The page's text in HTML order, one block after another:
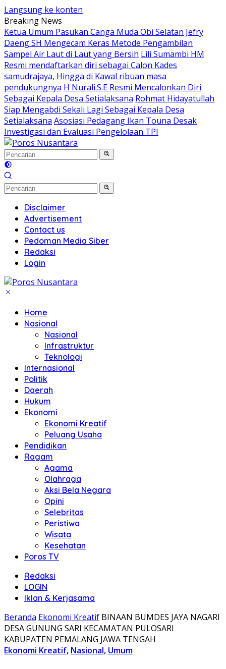
Langsung ke konten
Breaking News
Ketua Umum Pasukan Canga Muda Obi Selatan Jefry
Daeng SH Mengecam Keras Metode Pengambilan
Sampel Air Laut di Laut yang Bersih Lili Sumambi HM
Resmi mendaftarkan diri sebagai Calon Kades
samudrajaya, Hingga di Kawal ribuan masa
pendukungnya H Nurali.S.E Resmi Mencalonkan Diri
Sebagai Kepala Desa Setialaksana Rohmat Hidayatullah
Siap Mengabdi Sekali Lagi Sebagai Kepala Desa
Setialaksana Asosiasi Pedagang Ikan Touna Desak
Investigasi dan Evaluasi Pengelolaan TPI
Disclaimer
Advertisement
Contact us
Pedoman Media Siber
Redaksi
Login
Home
Nasional
Nasional
Infrastruktur
Teknologi
Internasional
Politik
Daerah
Hukum
Ekonomi
Ekonomi Kreatif
Peluang Usaha
Pendidikan
Ragam
Agama
Olahraga
Aksi Bela Negara
Opini
Selebritas
Peristiwa
Wisata
Kesehatan
Poros TV
Redaksi
LOGIN
Iklan & Kerjasama
Beranda Ekonomi Kreatif BINAAN BUMDES JAYA NAGARI
DESA GUNUNG SARI KECAMATAN PULOSARI
KABUPATEN PEMALANG JAWA TENGAH
Ekonomi Kreatif, Nasional, Umum